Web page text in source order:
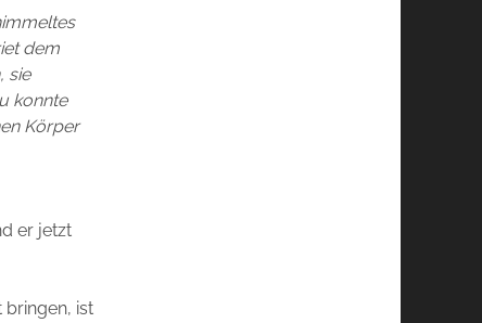
dem
sie
konnte
Körper
er jetzt
bringen, ist